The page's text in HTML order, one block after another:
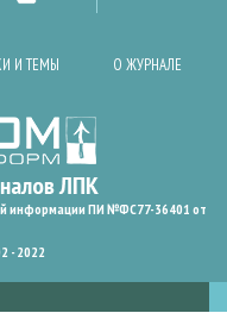
И ТЕМЫ О ЖУРНАЛЕ
информации ПИ №ФС77-36401 от
- 2022